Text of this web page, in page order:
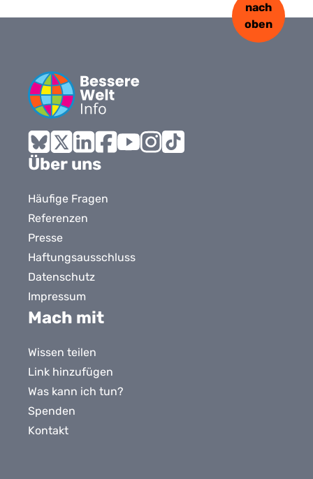
Bluesky
X LinkedInFacebook
nach
oben
Über uns
Häufige Fragen
Referenzen
Presse
Haftungsausschluss
Datenschutz
Impressum
Mach mit
Wissen teilen
Link hinzufügen
Was kann ich tun?
Spenden
Kontakt